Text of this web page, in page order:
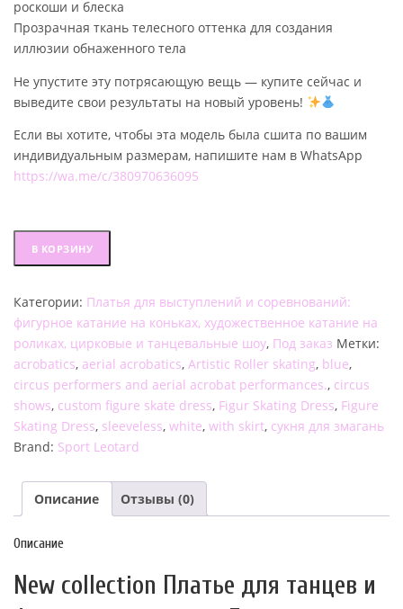
роскоши и блеска
Прозрачная ткань телесного оттенка для создания
иллюзии обнаженного тела
Не упустите эту потрясающую вещь — купите сейчас и
выведите свои результаты на новый уровень!
Если вы хотите, чтобы эта модель была сшита по вашим
индивидуальным размерам, напишите нам в WhatsApp
https://wa.me/c/380970636095
товара
для
танцев
и
фигурного
катания
"Белоснежка"
FSD_202503
В КОРЗИНУ
Категории: Платья для выступлений и соревнований:
фигурное катание на коньках, художественное катание на
роликах, цирковые и танцевальные шоу, Под заказ Метки:
acrobatics, aerial acrobatics, Artistic Roller skating, blue,
circus performers and aerial acrobat performances., circus
shows, custom figure skate dress, Figur Skating Dress, Figure
Skating Dress, sleeveless, white, with skirt, сукня для змагань
Brand: Sport Leotard
Описание Отзывы (0)
Описание
New collection Платье для танцев и